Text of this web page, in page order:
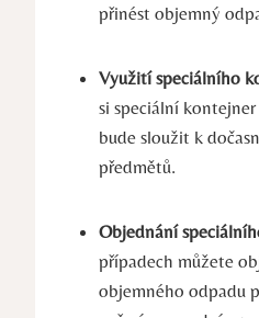
přinést objemný
Využití speciálního
si speciální
bude sloužit k
předmětů.
Objednání
případech můžete
objemného odpadu